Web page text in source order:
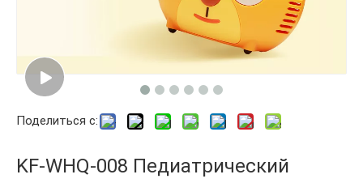
Поделиться с:
KF-WHQ-008 Педиатрический